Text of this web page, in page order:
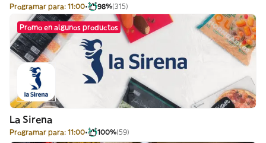
Programar para: 11:00 98%(315)
Promo en algunos productos
La Sirena
Programar para: 11:00 100%(59)